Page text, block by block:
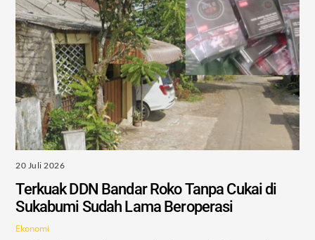
20 Juli 2026
Terkuak DDN Bandar Roko Tanpa Cukai di
Sukabumi Sudah Lama Beroperasi
Ekonomi